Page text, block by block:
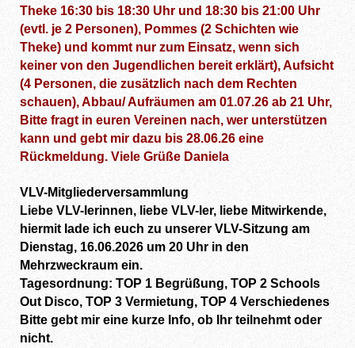
Theke 16:30 bis 18:30 Uhr und 18:30 bis 21:00 Uhr
(evtl. je 2 Personen), Pommes (2 Schichten wie
Theke) und kommt nur zum Einsatz, wenn sich
keiner von den Jugendlichen bereit erklärt), Aufsicht
(4 Personen, die zusätzlich nach dem Rechten
schauen), Abbau/ Aufräumen am 01.07.26 ab 21 Uhr,
Bitte fragt in euren Vereinen nach, wer unterstützen
kann und gebt mir dazu bis 28.06.26 eine
Rückmeldung. Viele Grüße Daniela
VLV-Mitgliederversammlung
Liebe VLV-lerinnen, liebe VLV-ler, liebe Mitwirkende,
hiermit lade ich euch zu unserer VLV-Sitzung am
Dienstag, 16.06.2026 um 20 Uhr in den
Mehrzweckraum ein.
Tagesordnung: TOP 1 Begrüßung, TOP 2 Schools
Out Disco, TOP 3 Vermietung, TOP 4 Verschiedenes
Bitte gebt mir eine kurze Info, ob Ihr teilnehmt oder
nicht.